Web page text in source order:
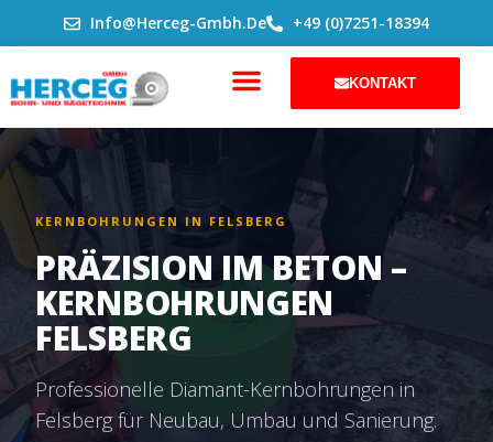
Info@herceg-Gmbh.de +49 (0)7251-18394
KONTAKT
KERNBOHRUNGEN IN FELSBERG
PRÄZISION IM BETON –
KERNBOHRUNGEN
FELSBERG
Professionelle Diamant-Kernbohrungen in
Felsberg für Neubau, Umbau und Sanierung.